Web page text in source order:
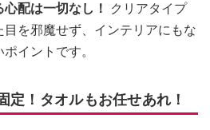
配は一切なし！
クリアタイプ
を邪魔せず、インテリアにもな
イントです。
定！タオルもお任せあれ！